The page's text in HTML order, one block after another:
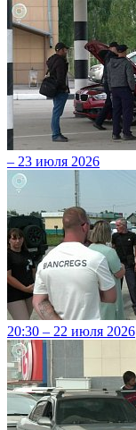
– 23 июля 2026
20:30 – 22 июля 2026